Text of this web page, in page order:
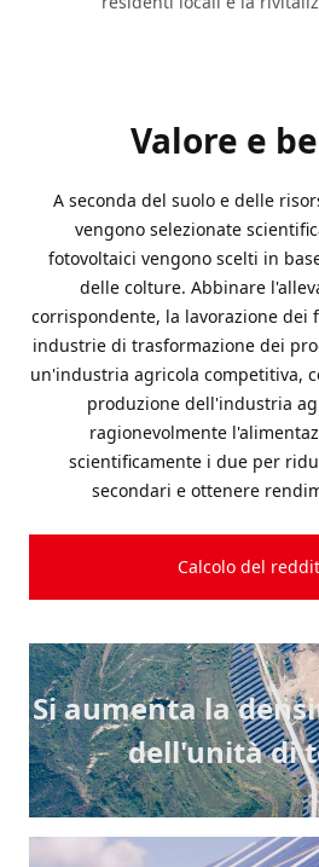
Valore e
A seconda del suolo e delle
vengono selezionate
fotovoltaici vengono scelti in
delle colture. Abbinare
corrispondente, la lavorazione
industrie di trasformazione dei
un'industria agricola competitiva,
produzione dell'industria
ragionevolmente
scientificamente i due per
secondari e ottenere
Calcolo del
Si aumenta la
dell'unità di